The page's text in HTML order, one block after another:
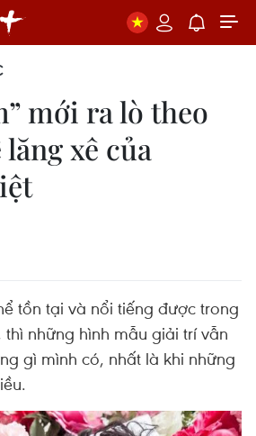
mới ra lò theo
xê của
tồn tại và nổi tiếng được trong
thì những hình mẫu giải trí vẫn
gì mình có, nhất là khi những